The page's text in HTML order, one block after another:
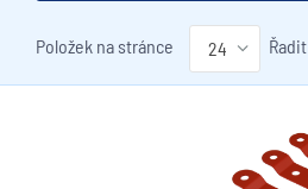
Položek na stránce Řadit